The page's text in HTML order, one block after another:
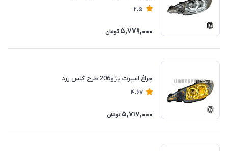
2.5
5,779,000 تومان
چراغ اسپرت پژو206 طرح گلس زرد
4.67
5,717,000 تومان